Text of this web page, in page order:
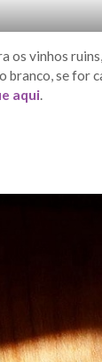
os vinhos
branco, se for
aqui.